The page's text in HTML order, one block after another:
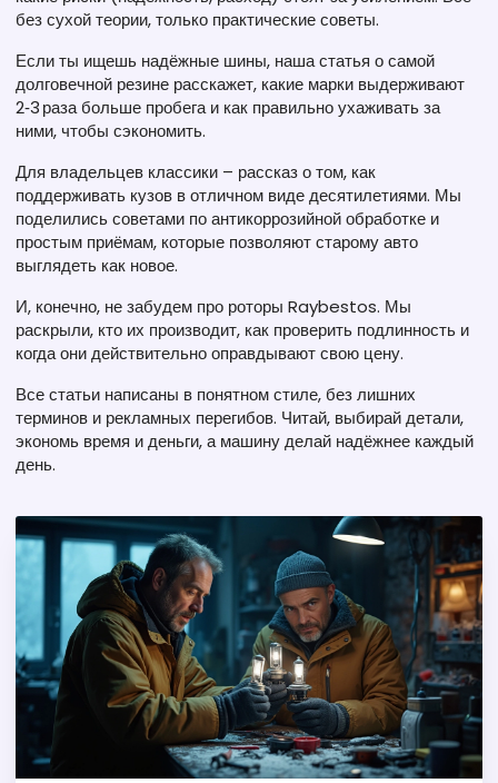
без сухой теории, только практические советы.
Если ты ищешь надёжные шины, наша статья о самой
долговечной резине расскажет, какие марки выдерживают
2‑3 раза больше пробега и как правильно ухаживать за
ними, чтобы сэкономить.
Для владельцев классики – рассказ о том, как
поддерживать кузов в отличном виде десятилетиями. Мы
поделились советами по антикоррозийной обработке и
простым приёмам, которые позволяют старому авто
выглядеть как новое.
И, конечно, не забудем про роторы Raybestos. Мы
раскрыли, кто их производит, как проверить подлинность и
когда они действительно оправдывают свою цену.
Все статьи написаны в понятном стиле, без лишних
терминов и рекламных перегибов. Читай, выбирай детали,
экономь время и деньги, а машину делай надёжнее каждый
день.